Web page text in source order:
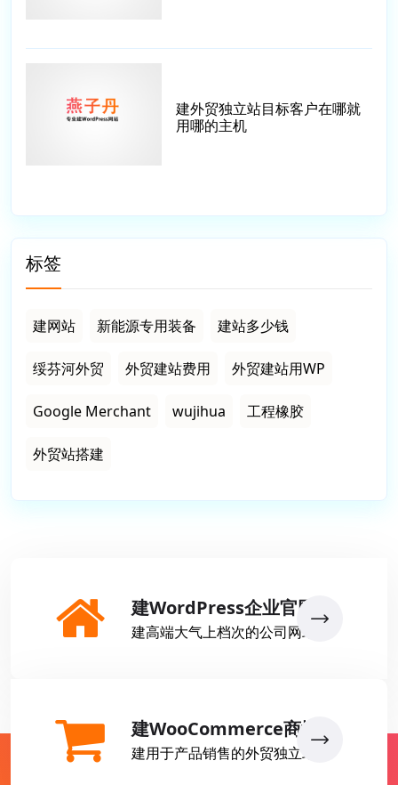
建外贸独立站目标客户在哪就
用哪的主机
标签
建网站 新能源专用装备 建站多少钱
绥芬河外贸 外贸建站费用 外贸建站用WP
Google Merchant wujihua 工程橡胶
外贸站搭建
建WordPress企业官网
建高端大气上档次的公司网站
建WooCommerce商城
建用于产品销售的外贸独立站